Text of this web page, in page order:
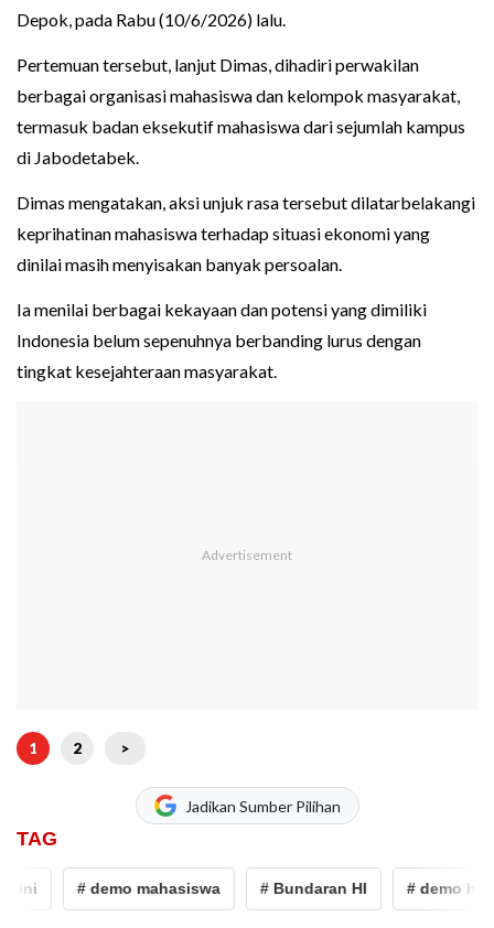
Depok, pada Rabu (10/6/2026) lalu.
Pertemuan tersebut, lanjut Dimas, dihadiri perwakilan
berbagai organisasi mahasiswa dan kelompok masyarakat,
termasuk badan eksekutif mahasiswa dari sejumlah kampus
di Jabodetabek.
Dimas mengatakan, aksi unjuk rasa tersebut dilatarbelakangi
keprihatinan mahasiswa terhadap situasi ekonomi yang
dinilai masih menyisakan banyak persoalan.
Ia menilai berbagai kekayaan dan potensi yang dimiliki
Indonesia belum sepenuhnya berbanding lurus dengan
tingkat kesejahteraan masyarakat.
1 2 >
Jadikan Sumber Pilihan
TAG
# demo mahasiswa # Bundaran HI # demo hari